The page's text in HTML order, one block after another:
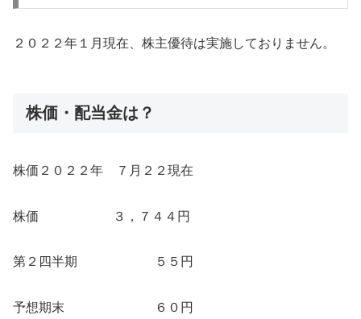
２０２２年１月現在、株主優待は実施しておりません。
株価・配当金は？
株価２０２２年 ７月２２現在
株価 ３，７４４円
第２四半期 ５５円
予想期末 ６０円